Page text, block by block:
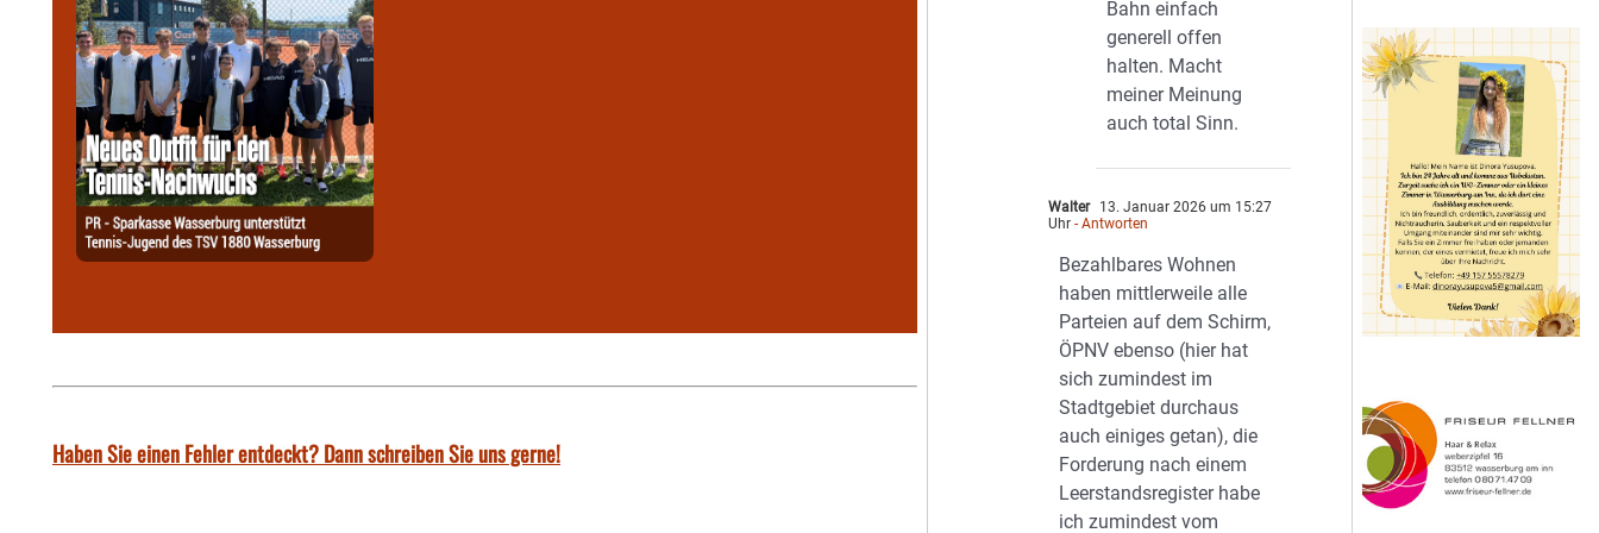
Haben Sie einen Fehler entdeckt? Dann schreiben Sie uns gerne!
Bahn einfach
generell offen
halten. Macht
meiner Meinung
auch total Sinn.
Walter
13. Januar 2026 um 15:27
Uhr - Antworten
Bezahlbares Wohnen
haben mittlerweile alle
Parteien auf dem Schirm,
ÖPNV ebenso (hier hat
sich zumindest im
Stadtgebiet durchaus
auch einiges getan), die
Forderung nach einem
Leerstandsregister habe
ich zumindest vom